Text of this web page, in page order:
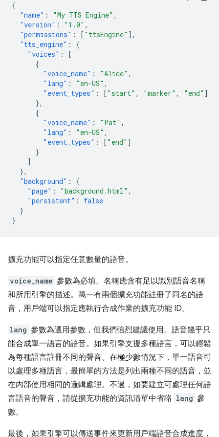
{
"name" : "My TTS Engine" ,
"version" : "1.0" ,
"permissions" : [ "ttsEngine" ],
"tts_engine" :
{
"voices" :
[
{
"voice_name" : "Alice" ,
"lang" : "en-US" ,
"event_types" : [ "start" , "marker" , "end" ]
},
{
"voice_name" : "Pat" ,
"lang" : "en-US" ,
"event_types" : [ "end" ]
}
]
},
"background" :
{
"page" : "background.html" ,
"persistent" :
false
}
}
擴充功能可以指定任意數量的語音。
voice_name 參數為必填。名稱應含有足以識別語音名稱
和所用引擎的描述。萬一有兩個擴充功能註冊了同名的語
音，用戶端可以指定應執行合成作業的擴充功能 ID。
lang 參數為選用參數，但我們強烈建議使用。語音幾乎只
能合成單一語言的語音。如果引擎支援多種語言，可以輕鬆
為每種語言註冊不同的聲音。在極少數情況下，單一語音可
以處理多種語言，最簡單的方法是列出兩種不同的語音，並
在內部使用相同的邏輯處理。不過，如要建立可處理任何語
言語音的聲音，請從擴充功能的資訊清單中省略 lang 參
數。
最後，如果引擎可以傳送事件來更新用戶端語音合成進度，